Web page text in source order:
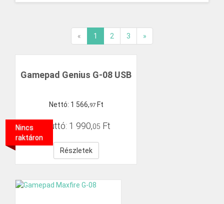
« 1 2 3 »
Gamepad Genius G-08 USB
Nettó: 1 566,97 Ft
Bruttó: 1 990,05 Ft
Részletek
Nincs
raktáron